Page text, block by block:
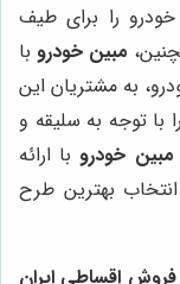
را برای طیف
مبین خودرو با
به مشتریان این
با توجه به سلیقه و
مبین خودروبا ارائه
بهترین طرح
فروش اقساطی ایران